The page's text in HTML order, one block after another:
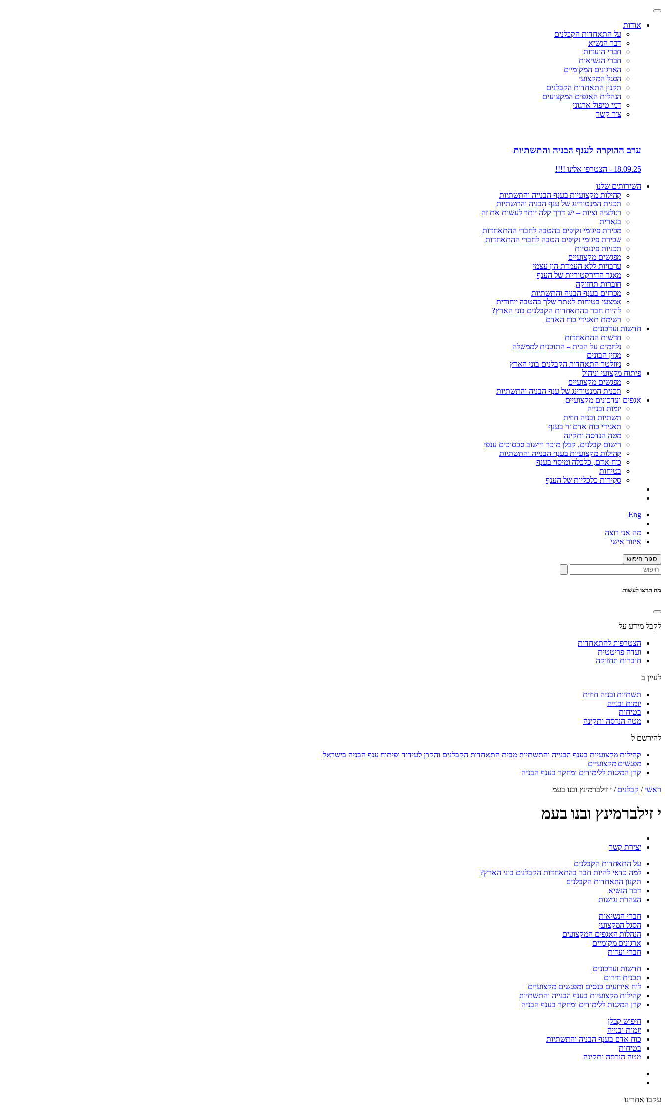
אודות
על התאחדות הקבלנים
דבר הנשיא
חברי הועדות
חברי הנשיאות
הארגונים המקומיים
הסגל המקצועי
תקנון התאחדות הקבלנים
הנהלות האגפים המקצועים
דמי טיפול ארגוני
צור קשר
ערב ההוקרה לענף הבניה והתשתיות
18.09.25 - הצטרפו אלינו !!!!
השירותים שלנו
קהילות מקצועיות בענף הבנייה והתשתיות
תכנית המנטורינג של ענף הבניה והתשתיות
רגולציה וציות – יש דרך קלה יותר לעשות את זה
בנארית
מכירת פיגומי זקיפים בהטבה לחברי ההתאחדות
שכירת פיגומי זקיפים הטבה לחברי ההתאחדות
תכניות פיננסיות
מפגשים מקצועיים
ערבויות ללא העמדת הון עצמי
מאגר הדירקטוריות של הענף
חוברות תחזוקה
מכרזים בענף הבניה והתשתיות
אמצעי בטיחות לאתר שלך בהטבה ייחודית
להיות חבר בהתאחדות הקבלנים בוני הארץ?
רשימת תאגידי כוח האדם
חדשות ועדכונים
חדשות ההתאחדות
נלחמים על הבית – התוכנית לממשלה
מגזין הבונים
ניוזלטר התאחדות הקבלנים בוני הארץ
פיתוח מקצועי וניהול
מפגשים מקצועיים
תכנית המנטורינג של ענף הבניה והתשתיות
אגפים ועדכונים מקצועיים
יזמות ובנייה
תשתיות ובניה חוזית
תאגידי כוח אדם זר בענף
מטה הנדסה ותקינה
רישום קבלנים, קבלן מוכר ויישוב סכסוכים ענפי
קהילות מקצועיות בענף הבנייה והתשתיות
כוח אדם, כלכלה ומיסוי בענף
בטיחות
סקירות כלכליות של הענף
Eng
מה אני רוצה
איזור אישי
סגור חיפוש
מה תרצו לעשות
לקבל מידע על
הצטרפות להתאחדות
ועדה פריטטית
חוברות תחזוקה
לעיין ב
תשתיות ובניה חוזית
יזמות ובנייה
בטיחות
מטה הנדסה ותקינה
להירשם ל
קהילות מקצועיות בענף הבנייה והתשתיות מבית התאחדות הקבלנים והקרן לעידוד ופיתוח ענף הבניה בישראל
מפגשים מקצועיים
קרן המלגות ללימודים ומחקר בענף הבניה
ראשי/ קבלנים / י זילברמינץ ובנו בעמ
י זילברמינץ ובנו בעמ
יצירת קשר
על התאחדות הקבלנים
למה כדאי להיות חבר בהתאחדות הקבלנים בוני הארץ?
תקנון התאחדות הקבלנים
דבר הנשיא
הצהרת נגישות
חברי הנשיאות
הסגל המקצועי
הנהלות האגפים המקצועים
ארגונים מקומיים
חברי ועדות
חדשות ועדכונים
תכנית חירום
לוח אירועים כנסים ומפגשים מקצועיים
קהילות מקצועיות בענף הבנייה והתשתיות
קרן המלגות ללימודים ומחקר בענף הבניה
חיפוש קבלן
יזמות ובנייה
כוח אדם בענף הבניה והתשתיות
בטיחות
מטה הנדסה ותקינה
עקבו אחרינו